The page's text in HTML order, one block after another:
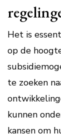
Het is
op de
te zoeken
kunnen
kansen om